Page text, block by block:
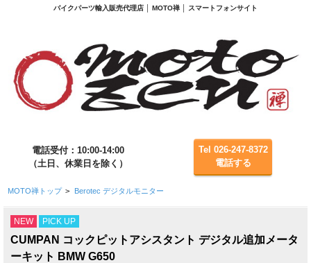
バイクパーツ輸入販売代理店 │ MOTO禅 │ スマートフォンサイト
電話受付：10:00-14:00
（土日、休業日を除く）
Tel 026-247-8372
電話する
MOTO禅トップ > Berotec デジタルモニター
NEW PICK UP
CUMPAN コックピットアシスタント デジタル追加メータ
ーキット BMW G650